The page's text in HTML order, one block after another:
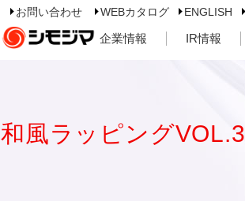
お問い合わせ WEBカタログ ENGLISH
企業情報 IR情報
和風ラッピングVOL.3